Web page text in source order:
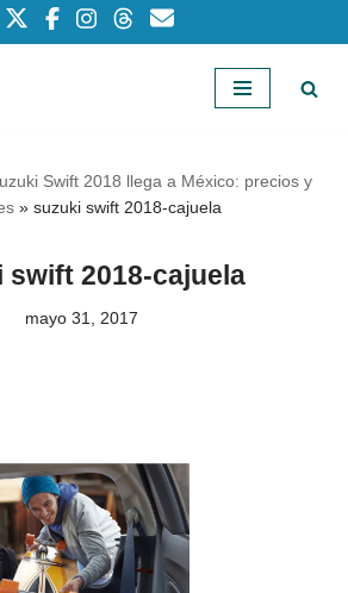
Swift 2018 llega a México: precios y
» suzuki swift 2018-cajuela
swift 2018-cajuela
mayo 31, 2017